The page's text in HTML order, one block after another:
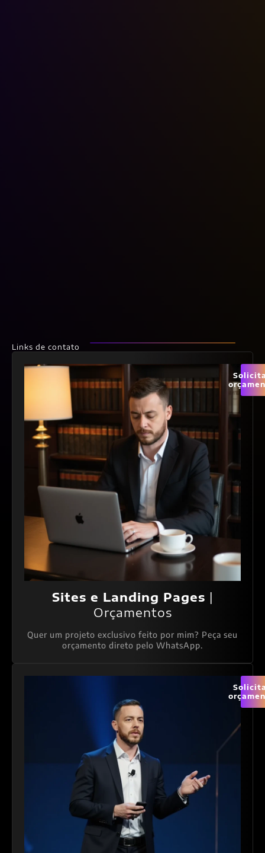
Links de contato
Sites e Landing Pages |
Orçamentos
Quer um projeto exclusivo feito por mim? Peça seu
orçamento direto pelo WhatsApp.